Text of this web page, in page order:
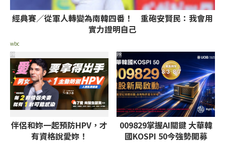
經典賽／從軍人轉變為南韓四番！ 重砲安賢民：我會用
實力證明自己
wbc
伴侶和妳一起預防HPV，才
有資格說愛妳！
PR
009829掌握AI關鍵 大華韓
國KOSPI 50今強勢開募
PR